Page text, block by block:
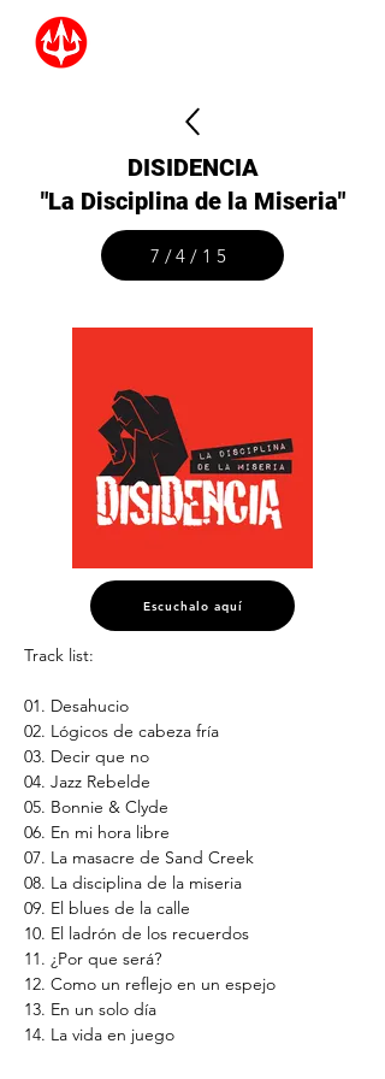
DISIDENCIA
"La Disciplina de la Miseria"
7/4/15
Escuchalo aquí
Track list:
01. Desahucio
02. Lógicos de cabeza fría
03. Decir que no
04. Jazz Rebelde
05. Bonnie & Clyde
06. En mi hora libre
07. La masacre de Sand Creek
08. La disciplina de la miseria
09. El blues de la calle
10. El ladrón de los recuerdos
11. ¿Por que será?
12. Como un reflejo en un espejo
13. En un solo día
14. La vida en juego